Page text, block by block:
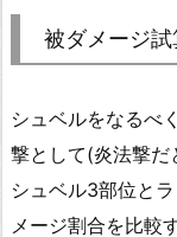
被ダメージ試
シュベルをなるべ
撃として(炎法撃
シュベル3部位と
メージ割合を比較